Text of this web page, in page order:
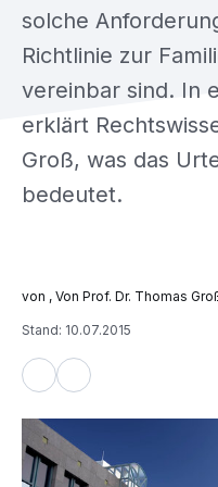
, Von Prof. Dr. Thomas
Stand: 10.07.2015
solche
Richtlinie zur
vereinbar sind. In
erklärt
Groß, was das
bedeutet.